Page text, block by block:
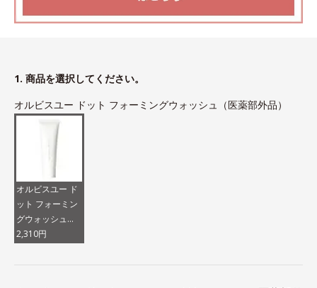
1. 商品を選択してください。
オルビスユー ドット フォーミングウォッシュ（医薬部外品）
オルビスユー ド
ット フォーミン
グウォッシュ
（医薬部外品）
2,310円